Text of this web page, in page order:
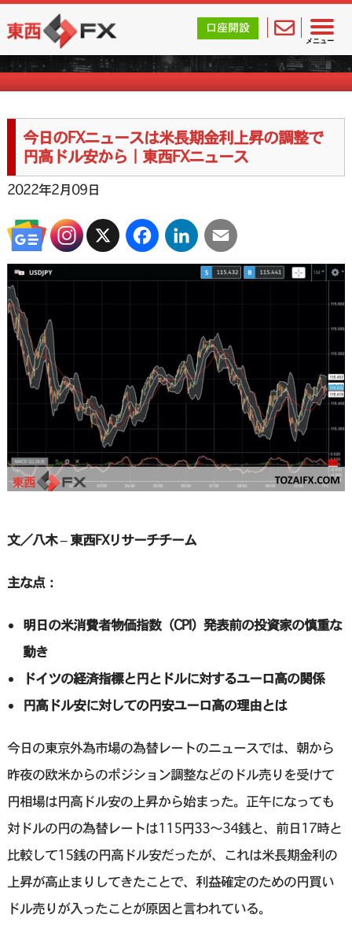
メニュー
東西FX｜海外FX会社（ブローカー）の無料口座開設サポ
口座開設
FXニュース一覧
今日のFXニュースは米長期金利上昇の調整で
円高ドル安から｜東西FXニュース
2022年2月09日
X FacebookLinkedInEmail
文／八木 – 東西FXリサーチチーム
主な点：
明日の米消費者物価指数（CPI）発表前の投資家の慎重な
動き
ドイツの経済指標と円とドルに対するユーロ高の関係
円高ドル安に対しての円安ユーロ高の理由とは
今日の東京外為市場の為替レートのニュースでは、朝から
昨夜の欧米からのポジション調整などのドル売りを受けて
円相場は円高ドル安の上昇から始まった。正午になっても
対ドルの円の為替レートは115円33～34銭と、前日17時と
比較して15銭の円高ドル安だったが、これは米長期金利の
上昇が高止まりしてきたことで、利益確定のための円買い
ドル売りが入ったことが原因と言われている。